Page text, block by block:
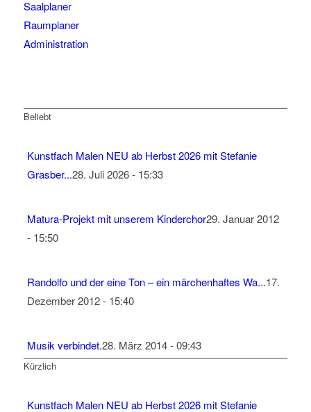
Saalplaner
Raumplaner
Administration
Beliebt
Kunstfach Malen NEU ab Herbst 2026 mit Stefanie
Grasber...28. Juli 2026 - 15:33
Matura-Projekt mit unserem Kinderchor29. Januar 2012
- 15:50
Randolfo und der eine Ton – ein märchenhaftes Wa...17.
Dezember 2012 - 15:40
Musik verbindet.28. März 2014 - 09:43
Kürzlich
Kunstfach Malen NEU ab Herbst 2026 mit Stefanie